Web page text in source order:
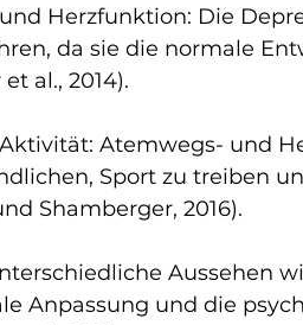
Herzfunktion: Die
da sie die normale
al., 2014).
Atemwegs- und
Sport zu treiben
Shamberger, 2016).
Aussehen
Anpassung und die